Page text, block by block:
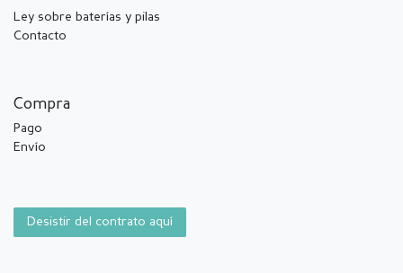
Ley sobre baterías y pilas
Contacto
Compra
Pago
Envío
Desistir del contrato aquí